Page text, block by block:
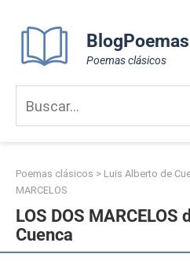
content
BlogPoemas
Poemas clásicos
Poemas clásicos > Luis Alberto de
MARCELOS
LOS DOS
Cuenca